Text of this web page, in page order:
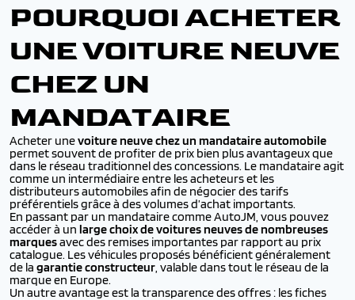
POURQUOI ACHETER
UNE VOITURE NEUVE
CHEZ UN
MANDATAIRE
Acheter unevoiture neuve chez un mandataire automobile
permet souvent de profiter de prix bien plus avantageux que
dans le réseau traditionnel des concessions. Le mandataire agit
comme un intermédiaire entre les acheteurs et les
distributeurs automobiles afin de négocier des tarifs
préférentiels grâce à des volumes d’achat importants.
En passant par un mandataire comme AutoJM, vous pouvez
accéder à un large choix de voitures neuves de nombreuses
marquesavec des remises importantes par rapport au prix
catalogue. Les véhicules proposés bénéficient généralement
de la garantie constructeur, valable dans tout le réseau de la
marque en Europe.
Un autre avantage est la transparence des offres : les fiches